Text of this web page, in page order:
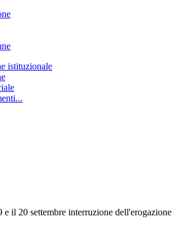
istituzionale
e il 20 settembre interruzione dell'erogazione